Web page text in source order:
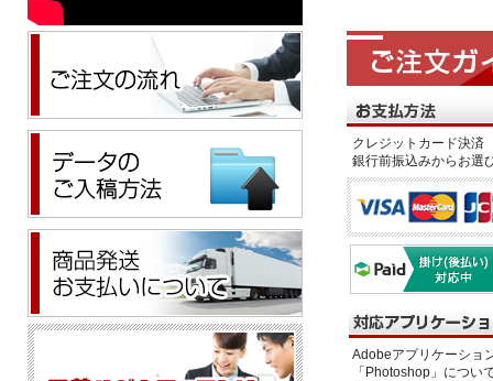
クレジットカード決
銀行前振込みからお選
Adobeアプリケーショ
「Photoshop」につい